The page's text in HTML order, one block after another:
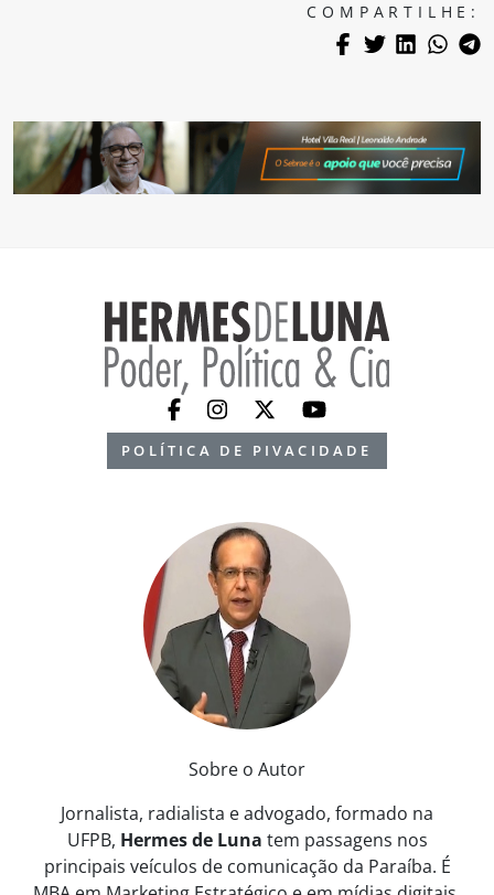
COMPARTILHE:
POLÍTICA DE PIVACIDADE
Sobre o Autor
Jornalista, radialista e advogado, formado na
UFPB, Hermes de Luna tem passagens nos
principais veículos de comunicação da Paraíba. É